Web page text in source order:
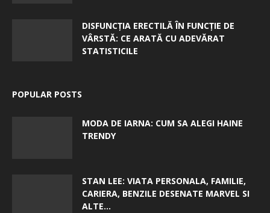
DISFUNCȚIA ERECTILĂ ÎN FUNCȚIE DE
VÂRSTĂ: CE ARATĂ CU ADEVĂRAT
STATISTICILE
POPULAR POSTS
MODA DE IARNA: CUM SA ALEGI HAINE
TRENDY
STAN LEE: VIATA PERSONALA, FAMILIE,
CARIERA, BENZILE DESENATE MARVEL SI
ALTE...